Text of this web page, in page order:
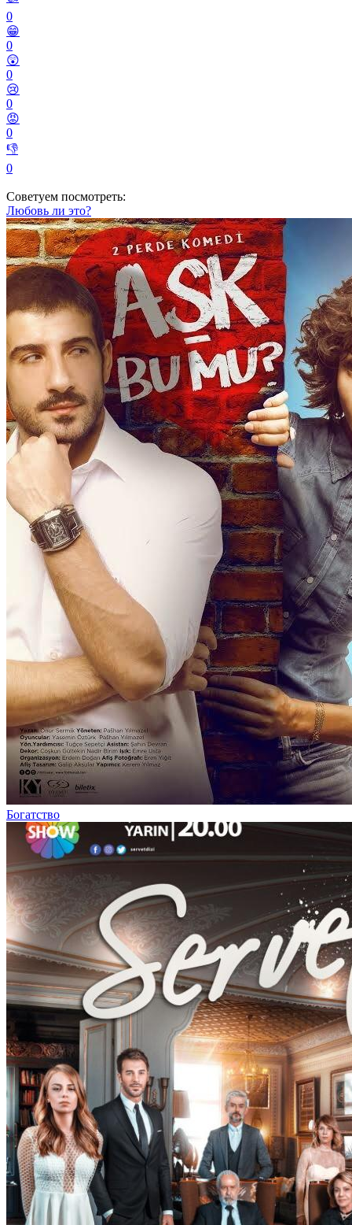
0
😁
0
😲
0
😢
0
😡
0
👎
0
Советуем посмотреть:
Любовь ли это?
Богатство